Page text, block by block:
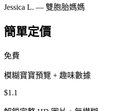
Jessica L. — 雙胞胎媽媽
簡單定價
免費
模糊寶寶預覽 + 趣味數據
$1.1